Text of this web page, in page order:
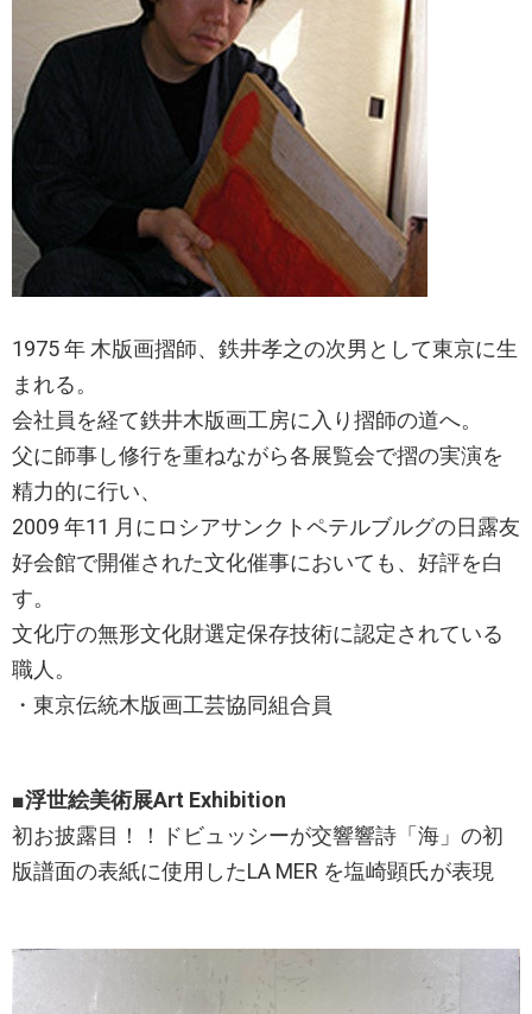
1975 年 木版画摺師、鉄井孝之の次男として東京に生
まれる。
会社員を経て鉄井木版画工房に入り摺師の道へ。
父に師事し修行を重ねながら各展覧会で摺の実演を
精力的に行い、
2009 年11 月にロシアサンクトペテルブルグの日露友
好会館で開催された文化催事においても、好評を白
す。
文化庁の無形文化財選定保存技術に認定されている
職人。
・東京伝統木版画工芸協同組合員
■浮世絵美術展Art Exhibition
初お披露目！！ドビュッシーが交響響詩「海」の初
版譜面の表紙に使用したLA MER を塩崎顕氏が表現